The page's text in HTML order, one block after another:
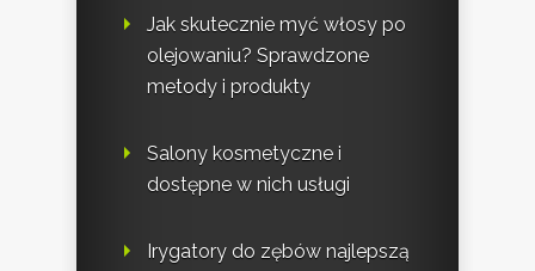
Jak skutecznie myć włosy po
olejowaniu? Sprawdzone
metody i produkty
Salony kosmetyczne i
dostępne w nich usługi
Irygatory do zębów najlepszą